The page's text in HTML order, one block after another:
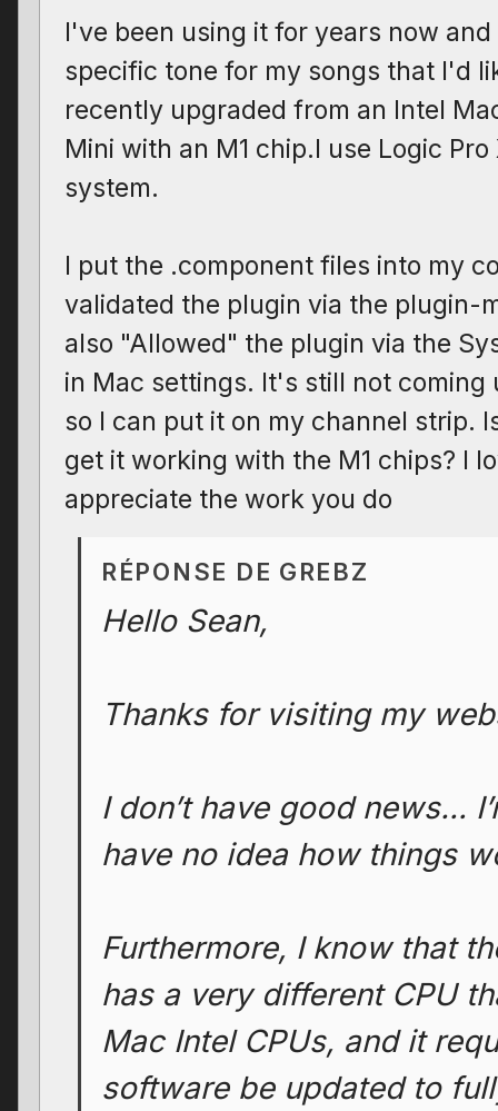
I've been using it for years now
specific tone for my songs that I'd
recently upgraded from an Intel
Mini with an M1 chip.I use Logic
system.
I put the .component files into my
validated the plugin via the plugin-
also "Allowed" the plugin via the
in Mac settings. It's still not coming
so I can put it on my channel strip.
get it working with the M1 chips? I
appreciate the work you do
RÉPONSE DE GREBZ
Hello Sean,
Thanks for visiting my
I don’t have good news…
have no idea how things
Furthermore, I know that
has a very different CPU
Mac Intel CPUs, and it
software be updated to